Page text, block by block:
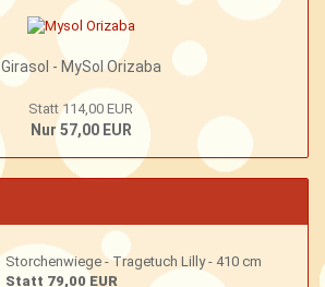
Girasol - MySol Orizaba
Statt 114,00 EUR
Nur 57,00 EUR
Storchenwiege - Tragetuch Lilly - 410 cm
Statt 79,00 EUR